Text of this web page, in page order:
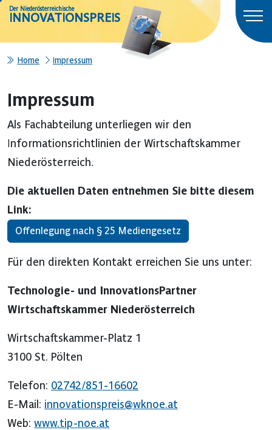
Der Niederösterreichische
INNOVATIONSPREIS
Home Impressum
Impressum
Als Fachabteilung unterliegen wir den
Informationsrichtlinien der Wirtschaftskammer
Niederösterreich.
Die aktuellen Daten entnehmen Sie bitte diesem
Link:
Offenlegung nach § 25 Mediengesetz
Für den direkten Kontakt erreichen Sie uns unter:
Technologie- und InnovationsPartner
Wirtschaftskammer Niederösterreich
Wirtschaftskammer-Platz 1
3100 St. Pölten
Telefon: 02742/851-16602
E-Mail: innovationspreis@wknoe.at
Web: www.tip-noe.at